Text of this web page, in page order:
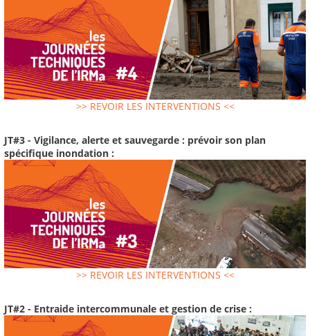
>> REVOIR LES INTERVENTIONS <<
JT#3 - Vigilance, alerte et sauvegarde : prévoir son plan
spécifique inondation :
>> REVOIR LES INTERVENTIONS <<
JT#2 - Entraide intercommunale et gestion de crise :